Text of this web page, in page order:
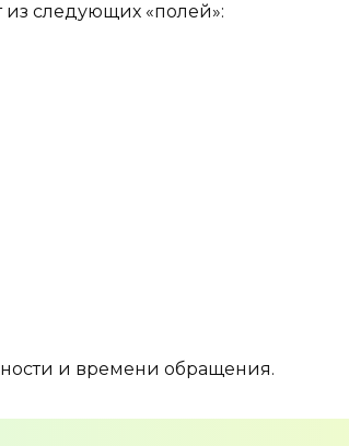
следующих «полей»:
и времени обращения.